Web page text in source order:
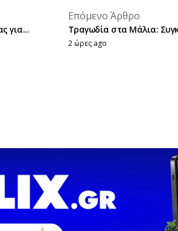
placeholder text
Επόμενο Άρθρο
για... Τραγωδία στα Μάλια:
2 ώρες ago